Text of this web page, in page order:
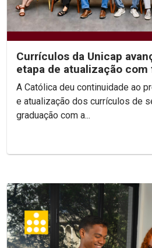
Currículos da Unicap
etapa de atualização com
competências e
A Católica deu continuidade ao
e atualização dos currículos de
graduação com a...